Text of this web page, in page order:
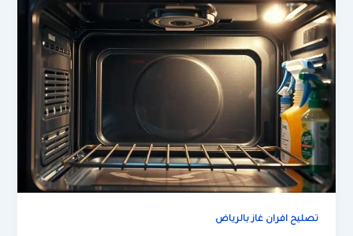
تصليح افران غاز بالرياض